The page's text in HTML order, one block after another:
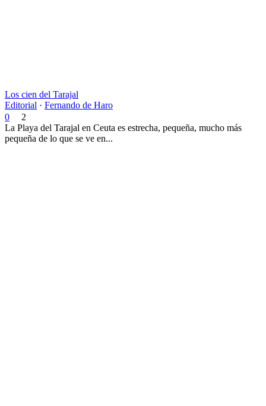
Los cien del Tarajal
Editorial · Fernando de Haro
0
2
La Playa del Tarajal en Ceuta es estrecha, pequeña, mucho más
pequeña de lo que se ve en...